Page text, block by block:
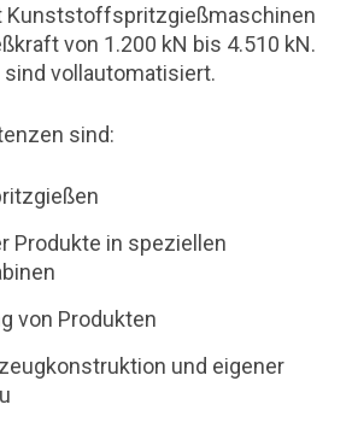
Kunststoffspritzgießmaschinen
von 1.200 kN bis 4.510 kN.
vollautomatisiert.
sind:
Produkte in speziellen
von Produkten
und eigener